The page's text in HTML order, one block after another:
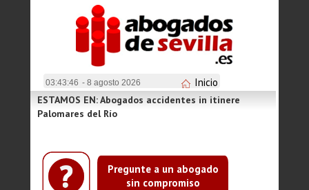
03:43:46 - 8 agosto 2026 Inicio
Pregunte a un abogado
sin compromiso
ESTAMOS EN: Abogados accidentes in itinere
Palomares del Río